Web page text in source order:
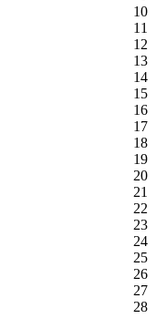
10
11
12
13
14
15
16
17
18
19
20
21
22
23
24
25
26
27
28